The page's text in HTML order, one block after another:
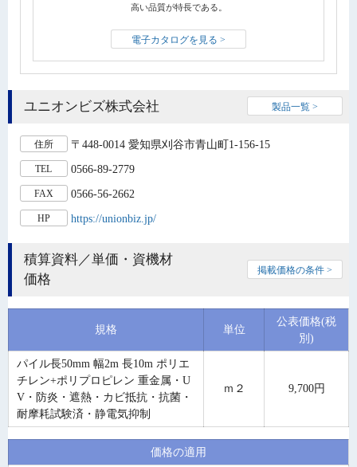
高い品質が特長である。
電子カタログを見る >
ユニオンビズ株式会社 製品一覧 >
住所 〒448-0014 愛知県刈谷市青山町1-156-15
TEL 0566-89-2779
FAX 0566-56-2662
HP https://unionbiz.jp/
積算資料／単価・資機材
価格
掲載価格の条件 >
規格 単位
公表価格(税
別)
パイル長50mm 幅2m 長10m ポリエ
チレン+ポリプロピレン 重金属・U
V・防炎・遮熱・カビ抵抗・抗菌・
耐摩耗試験済・静電気抑制
ｍ２ 9,700円
価格の適用